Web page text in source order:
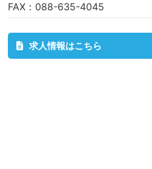
FAX：088-635-4045
求人情報はこちら